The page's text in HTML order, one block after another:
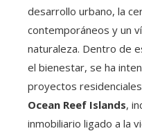
desarrollo urbano, la
contemporáneos y un
naturaleza. Dentro de
el bienestar, se ha
proyectos
Ocean Reef Islands,
inmobiliario ligado a la